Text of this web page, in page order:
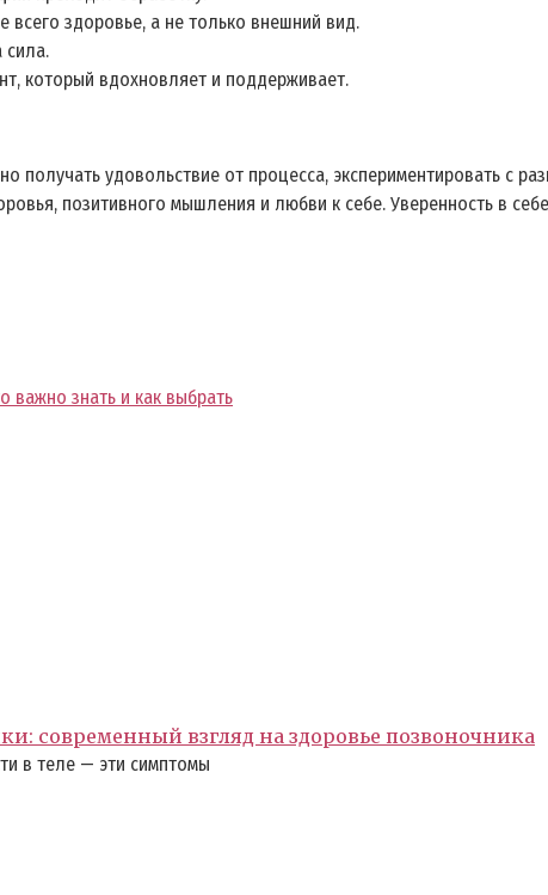
всего здоровье, а не только внешний вид.
сила.
который вдохновляет и поддерживает.
получать удовольствие от процесса, экспериментировать с
позитивного мышления и любви к себе. Уверенность в
важно знать и как выбрать
современный взгляд на здоровье позвоночника
в теле — эти симптомы